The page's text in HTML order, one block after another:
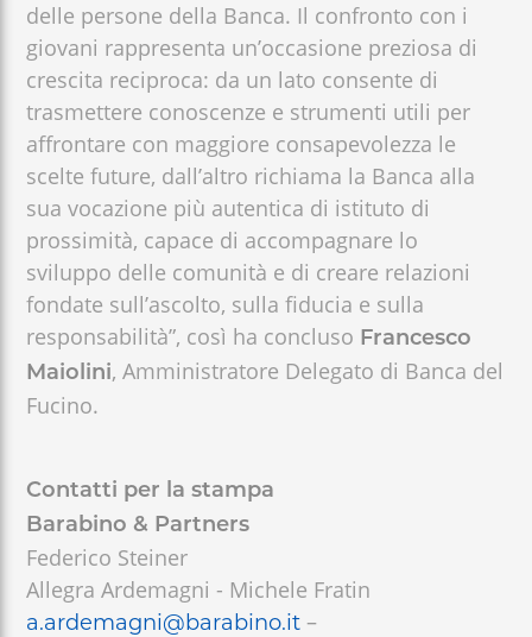
delle persone della Banca. Il confronto con i
giovani rappresenta un’occasione preziosa di
crescita reciproca: da un lato consente di
trasmettere conoscenze e strumenti utili per
affrontare con maggiore consapevolezza le
scelte future, dall’altro richiama la Banca alla
sua vocazione più autentica di istituto di
prossimità, capace di accompagnare lo
sviluppo delle comunità e di creare relazioni
fondate sull’ascolto, sulla fiducia e sulla
responsabilità”, così ha concluso Francesco
Maiolini, Amministratore Delegato di Banca del
Fucino.
Contatti per la stampa
Barabino & Partners
Federico Steiner
Allegra Ardemagni - Michele Fratin
a.ardemagni@barabino.it –